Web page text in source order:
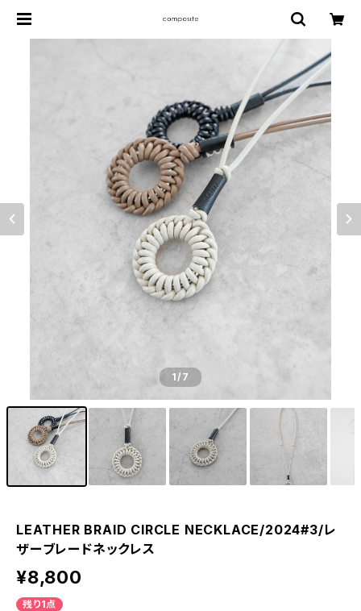
1/7
LEATHER BRAID CIRCLE NECKLACE/2024#3/レ
ザーブレードネックレス
¥8,800
残り1点